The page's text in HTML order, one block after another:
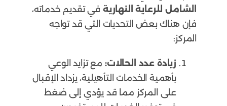
الشامل للرعاية النهارية في تقديم خدماته،
فإن هناك بعض التحديات التي قد تواجه
المركز:
زيادة عدد الحالات: مع تزايد الوعي
بأهمية الخدمات التأهيلية، يزداد الإقبال
على المركز مما قد يؤدي إلى ضغط